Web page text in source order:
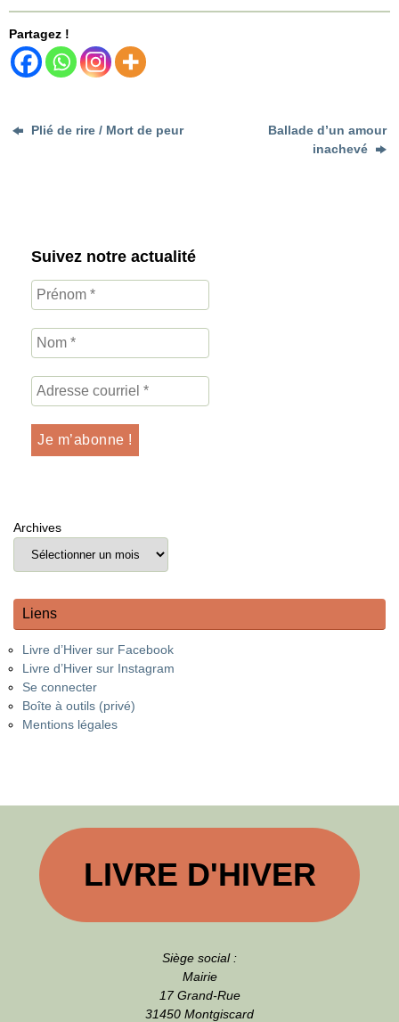
Partagez !
Plié de rire / Mort de peur
Ballade d’un amour
inachevé
Suivez notre actualité
Archives
Liens
Livre d’Hiver sur Facebook
Livre d’Hiver sur Instagram
Se connecter
Boîte à outils (privé)
Mentions légales
LIVRE D'HIVER
Siège social :
Mairie
17 Grand-Rue
31450 Montgiscard